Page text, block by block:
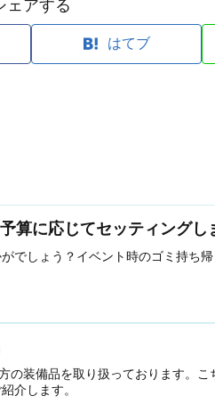
ェアする
はてブ
算に応じてセッティングし
でしょう？イベント時のゴミ持ち
の装備品を取り扱っております。
介します。